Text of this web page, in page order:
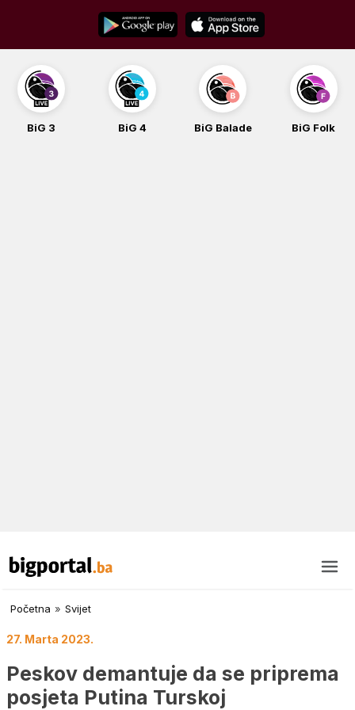
content
BiG 3 BiG 4 BiG Balade BiG Folk
Početna » Svijet
27. Marta 2023.
Peskov demantuje da se priprema
posjeta Putina Turskoj